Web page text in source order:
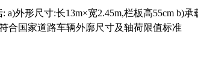
a)外形尺寸:长13m×宽2.45m,栏板高55cm b)承
合国家道路车辆外廓尺寸及轴荷限值标准